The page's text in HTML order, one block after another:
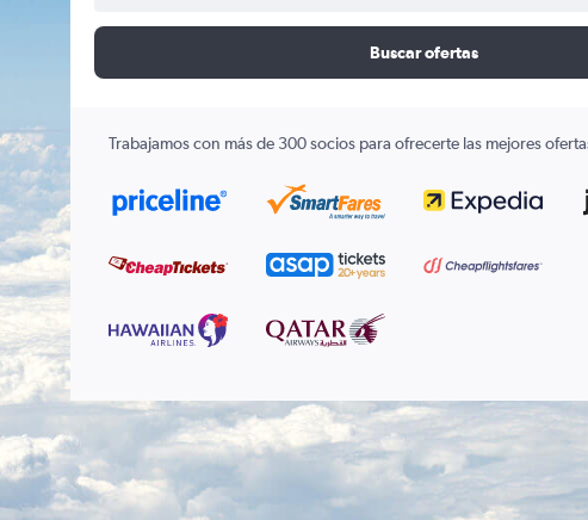
Buscar ofertas
Trabajamos con más de 300 socios para ofrecerte las mejores